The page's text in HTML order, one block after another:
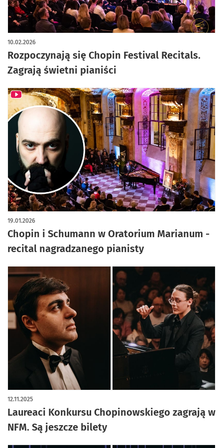
Rozpoczynają się Chopin Festival Recitals.
Zagrają świetni pianiści
10.02.2026
Chopin i Schumann w Oratorium Marianum -
recital nagradzanego pianisty
19.01.2026
Laureaci Konkursu Chopinowskiego zagrają w
NFM. Są jeszcze bilety
12.11.2025